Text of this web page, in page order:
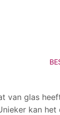
van glas
kan het